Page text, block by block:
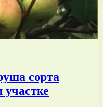
сорта
участке